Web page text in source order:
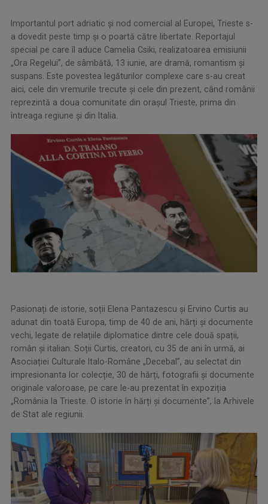
Importantul port adriatic și nod comercial al Europei, Trieste s-
a dovedit peste timp și o poartă către libertate. Reportajul
special pe care îl aduce Camelia Csiki, realizatoarea emisiunii
„Ora Regelui”, de sâmbătă, 13 iunie, are dramă, romantism și
suspans. Este povestea legăturilor complexe care s-au creat
aici, cele din vremurile trecute și cele din prezent, când românii
reprezintă a doua comunitate din orașul Trieste, prima din
întreaga regiune și din Italia.
Pasionați de istorie, soții Elena Pantazescu și Ervino Curtis au
adunat din toată Europa, timp de 40 de ani, hărți și documente
vechi, legate de relațiile diplomatice dintre cele două spații,
român și italian. Soții Curtis, creatori, cu 35 de ani în urmă, ai
Asociației Culturale Italo-Române „Decebal”, au selectat din
impresionanta lor colecție, 30 de hărți, fotografii și documente
originale valoroase, pe care le-au prezentat în expoziția
„România la Trieste. O istorie în hărți și documente”, la Arhivele
de Stat ale regiunii.